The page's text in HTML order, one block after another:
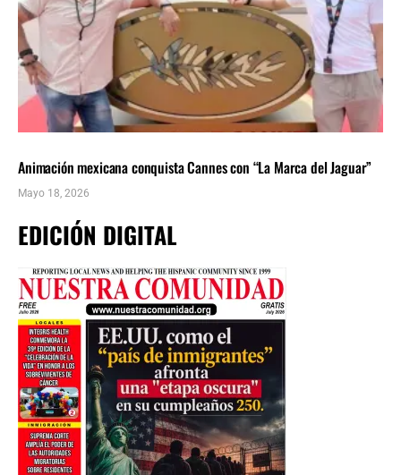
Animación mexicana conquista Cannes con “La Marca del Jaguar”
Mayo 18, 2026
EDICIÓN DIGITAL